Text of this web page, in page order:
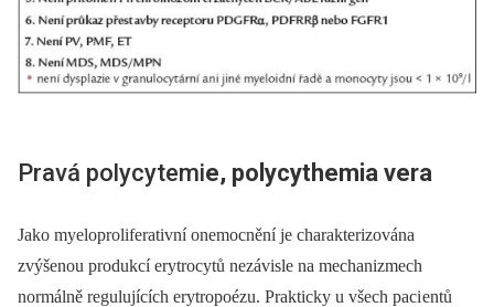
Pravá polycytemie, polycythemia vera
Jako myeloproliferativní onemocnění je charakterizována
zvýšenou produkcí erytrocytů nezávisle na mechanizmech
normálně regulujících erytropoézu. Prakticky u všech paci entů